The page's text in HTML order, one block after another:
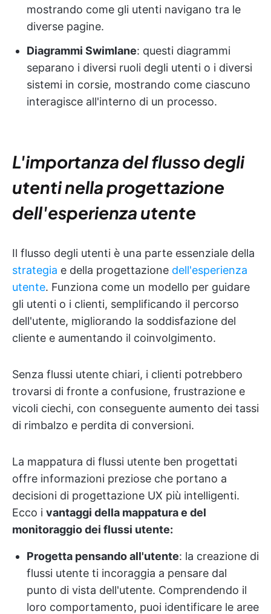
mostrando come gli utenti navigano tra le
diverse pagine.
Diagrammi Swimlane: questi diagrammi
separano i diversi ruoli degli utenti o i diversi
sistemi in corsie, mostrando come ciascuno
interagisce all'interno di un processo.
L'importanza del flusso degli
utenti nella progettazione
dell'esperienza utente
Il flusso degli utenti è una parte essenziale della
strategia e della progettazione dell'esperienza
utente. Funziona come un modello per guidare
gli utenti o i clienti, semplificando il percorso
dell'utente, migliorando la soddisfazione del
cliente e aumentando il coinvolgimento.
Senza flussi utente chiari, i clienti potrebbero
trovarsi di fronte a confusione, frustrazione e
vicoli ciechi, con conseguente aumento dei tassi
di rimbalzo e perdita di conversioni.
La mappatura di flussi utente ben progettati
offre informazioni preziose che portano a
decisioni di progettazione UX più intelligenti.
Ecco i vantaggi della mappatura e del
monitoraggio dei flussi utente:
Progetta pensando all'utente: la creazione di
flussi utente ti incoraggia a pensare dal
punto di vista dell'utente. Comprendendo il
loro comportamento, puoi identificare le aree